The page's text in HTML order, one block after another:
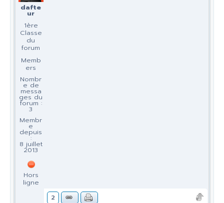
dafte
ur
1ère
Classe
du
forum
Memb
ers
Nombr
e de
messa
ges du
forum :
3
Membr
e
depuis
:
8 juillet
2013
Hors
ligne
2